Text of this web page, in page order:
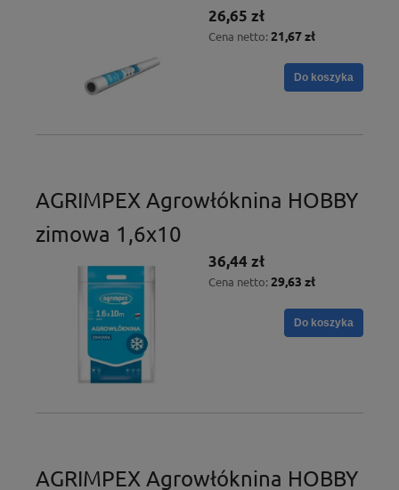
26,65 zł
Cena netto: 21,67 zł
Do koszyka
AGRIMPEX Agrowłóknina HOBBY
zimowa 1,6x10
36,44 zł
Cena netto: 29,63 zł
Do koszyka
AGRIMPEX Agrowłóknina HOBBY